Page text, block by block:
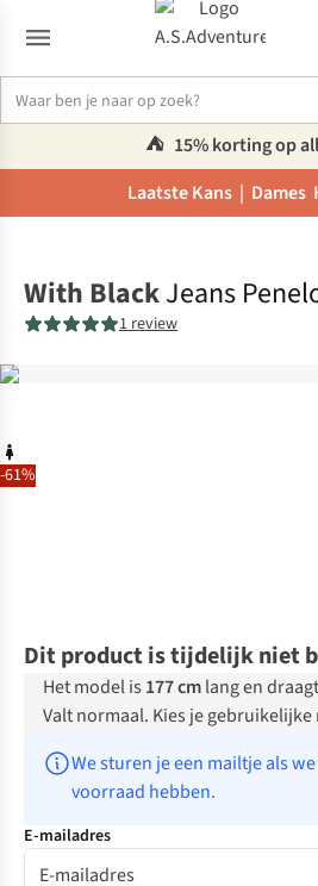
⛺️ 15% korting op
Laatste Kans | Dames
-61%
With BlackJeans
1 review
Dit product is tijdelijk niet
Het model is 177 cmlang en
Valt normaal. Kies je gebruikelijke
We sturen je een mailtje als
voorraad hebben.
E-mailadres